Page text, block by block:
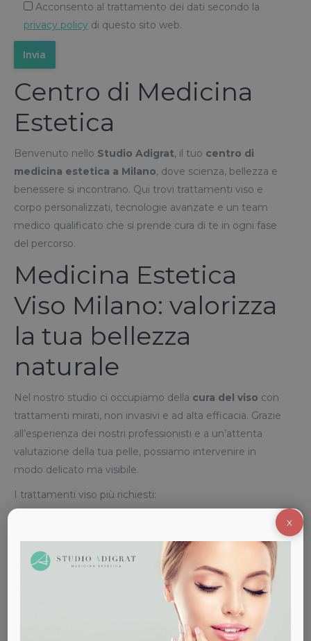
Acconsento al trattamento dei dati secondo la
privacy policy di questo sito web.
Centro di Medicina
Estetica
Benvenuto nello Studio Adigrat, il tuo centro di
medicina estetica a Milano, dove scienza, bellezza e
benessere si incontrano. Qui trovi trattamenti viso e
corpo personalizzati, tecnologie avanzate e un team
medico qualificato che si prende cura di te in ogni fase
del percorso.
Medicina Estetica
Viso Milano: valorizza
la tua bellezza
naturale
Nel nostro studio ci occupiamo della cura del viso con
trattamenti mirati, non invasivi e ad alta efficacia. Grazie
all’esperienza dei nostri professionisti e a un’attenta
valutazione della tua pelle, possiamo intervenire in
modo delicato ma visibile.
I trattamenti viso più richiesti:
Biorivitalizzazione e mesoterapia
: per stimolare la
produzione di collagene
Peeling chimici professionali
: per rinnovare la pelle
: per contrastare rughe dinamiche
X